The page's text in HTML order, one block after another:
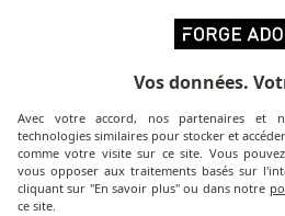
Vos données.
Avec votre accord, nos partenaires et
technologies similaires pour stocker et
comme votre visite sur ce site. Vous
vous opposer aux traitements basés sur
cliquant sur "En savoir plus" ou dans notre
ce site.